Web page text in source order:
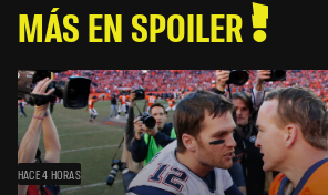
MÁS EN SPOILER
HACE 4 HORAS